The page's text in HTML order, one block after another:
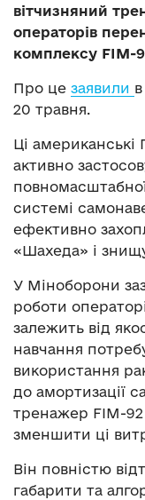
вітчизняний
операторів
комплексу FIM-
Про це заявили
20 травня.
Ці американські
активно
системі
ефективно
«Шахеда» і
У Міноборони
роботи
залежить від
навчання
використання
до амортизації
тренажер FIM-
зменшити ці
Він повністю
габарити та